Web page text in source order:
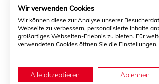
Wir verwenden Cookies
Wir können diese zur Analyse unserer
Webseite zu verbessern, personalisierte Inhalte
großartiges Webseiten-Erlebnis zu bieten. Für
verwendeten Cookies öffnen Sie die Einstellungen.
Alle akzeptieren Ablehnen